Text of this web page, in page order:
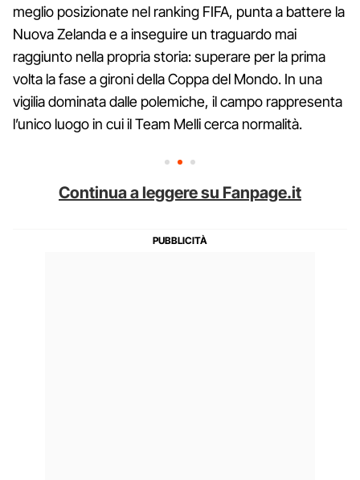
meglio posizionate nel ranking FIFA, punta a battere la
Nuova Zelanda e a inseguire un traguardo mai
raggiunto nella propria storia: superare per la prima
volta la fase a gironi della Coppa del Mondo. In una
vigilia dominata dalle polemiche, il campo rappresenta
l’unico luogo in cui il Team Melli cerca normalità.
Continua a leggere su Fanpage.it